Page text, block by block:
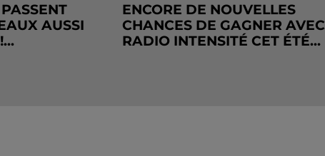
AUSSI
ENCORE DE NOUVELLES
CHANCES DE GAGNER AVEC
RADIO INTENSITÉ CET ÉTÉ...